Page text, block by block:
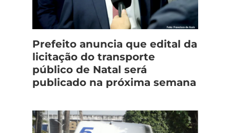
Prefeito anuncia que edital da
licitação do transporte
público de Natal será
publicado na próxima semana